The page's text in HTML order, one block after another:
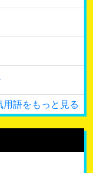
語をもっと見る